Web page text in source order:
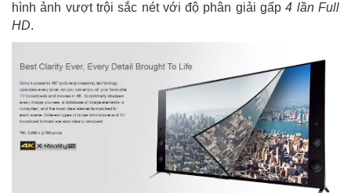
hình ảnh vượt trội sắc nét với độ phân giải gấp4 lần Full
HD.